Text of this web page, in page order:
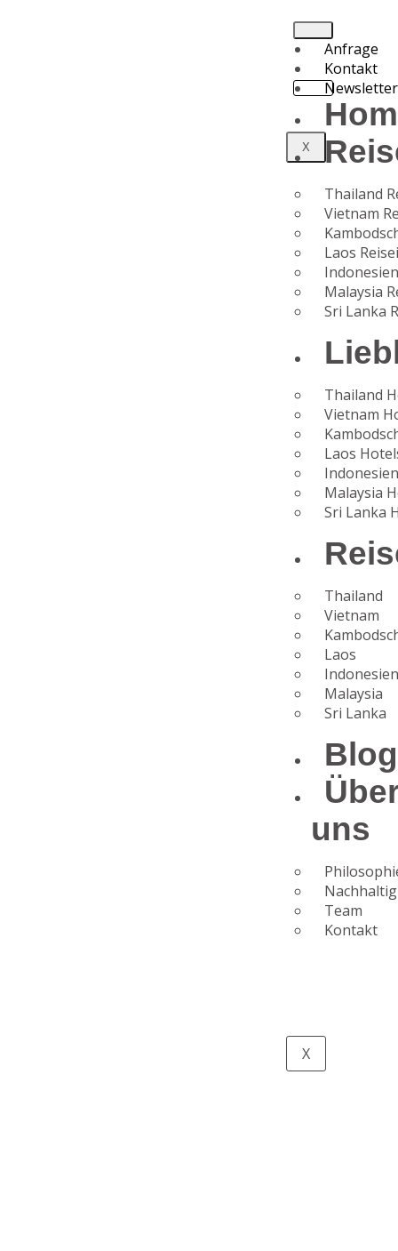
Anfrage
Kontakt
Newsletter
X
Thailand
Vietnam
Laos
Malaysia
Sri Lanka
Thailand
Vietnam
Laos
Malaysia
Sri Lanka
Thailand
Vietnam
Laos
Malaysia
Sri Lanka
Blog
uns
Team
Kontakt
X